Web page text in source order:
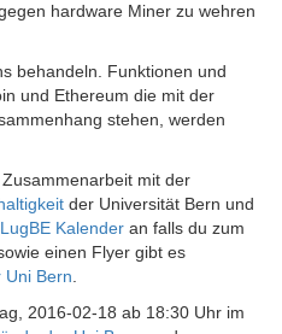
hardware Miner zu wehren
behandeln. Funktionen und
und Ethereum die mit der
stehen, werden
mit der
der Universität Bern und
LugBE Kalender an falls du zum
einen Flyer gibt es
Uni Bern
2016-02-18 ab 18:30 Uhr im